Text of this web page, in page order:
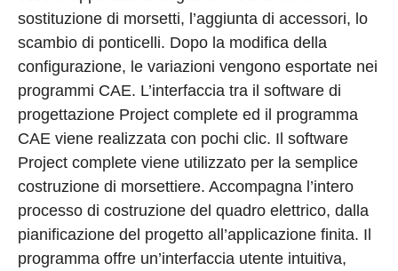
sostituzione di morsetti, l’aggiunta di accessori, lo
scambio di ponticelli. Dopo la modifica della
configurazione, le variazioni vengono esportate nei
programmi CAE. L’interfaccia tra il software di
progettazione Project complete ed il programma
CAE viene realizzata con pochi clic. Il software
Project complete viene utilizzato per la semplice
costruzione di morsettiere. Accompagna l’intero
processo di costruzione del quadro elettrico, dalla
pianificazione del progetto all’applicazione finita. Il
programma offre un’interfaccia utente intuitiva,